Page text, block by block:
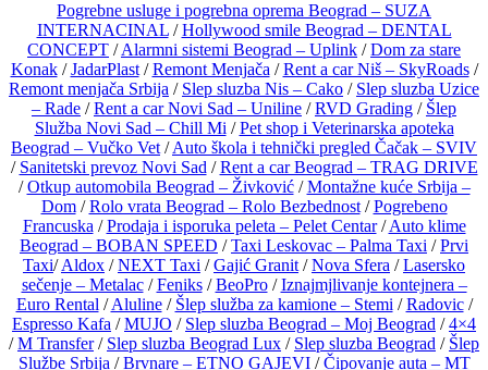
Pogrebne usluge i pogrebna oprema Beograd – SUZA
INTERNACINAL/Hollywood smile Beograd – DENTAL
CONCEPT /Alarmni sistemi Beograd – Uplink /Dom za stare
Konak/JadarPlast/Remont Menjača /Rent a car Niš – SkyRoads/
Remont menjača Srbija / Slep sluzba Nis – Cako / Slep sluzba Uzice
– Rade /Rent a car Novi Sad – Uniline /RVD Grading / Šlep
Služba Novi Sad – Chill Mi /Pet shop i Veterinarska apoteka
Beograd – Vučko Vet /Auto škola i tehnički pregled Čačak – SVIV
/ Sanitetski prevoz Novi Sad /Rent a car Beograd – TRAG DRIVE
/Otkup automobila Beograd – Živković/Montažne kuće Srbija –
Dom/Rolo vrata Beograd – Rolo Bezbednost/Pogrebeno
Francuska /Prodaja i isporuka peleta – Pelet Centar/Auto klime
Beograd – BOBAN SPEED /Taxi Leskovac – Palma Taxi /Prvi
Taxi/Aldox /NEXT Taxi /Gajić Granit /Nova Sfera /Lasersko
sečenje – Metalac/Feniks/BeoPro/Iznajmjlivanje kontejnera –
Euro Rental /Aluline/ Šlep služba za kamione – Stemi /Radovic/
Espresso Kafa /MUJO / Slep sluzba Beograd – Moj Beograd /4×4
/M Transfer/ Slep sluzba Beograd Lux / Slep sluzba Beograd / Šlep
Službe Srbija /Brvnare – ETNO GAJEVI/Čipovanje auta – MT